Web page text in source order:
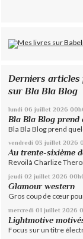
Derniers articles
sur Bla Bla Blog
lundi 06 juillet 2026
Bla Bla Blog prend
Bla Bla Blog prend
vendredi 03 juillet 2026
Au trente-sixième
Revoilà Charlize
jeudi 02 juillet 2026
Glamour western
Gros coup de cœur
mercredi 01 juillet 2026
Lightmotive
Focus sur un titre